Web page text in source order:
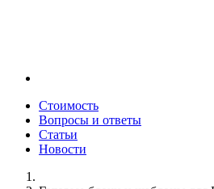
Стоимость
Вопросы и ответы
Статьи
Новости